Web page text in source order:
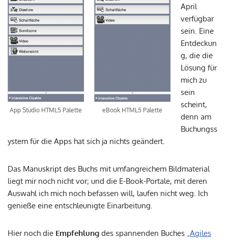
App Studio HTML5 Palette eBook HTML5 Palette
April
verfügbar
sein. Eine
Entdeckun
g, die die
Lösung für
mich zu
sein
scheint,
denn am
Buchungss
ystem für die Apps hat sich ja nichts geändert.
Das Manuskript des Buchs mit umfangreichem Bildmaterial
liegt mir noch nicht vor; und die E-Book-Portale, mit deren
Auswahl ich mich noch befassen will, laufen nicht weg. Ich
genieße eine entschleunigte Einarbeitung.
Hier noch die Empfehlung des spannenden Buches „Agiles